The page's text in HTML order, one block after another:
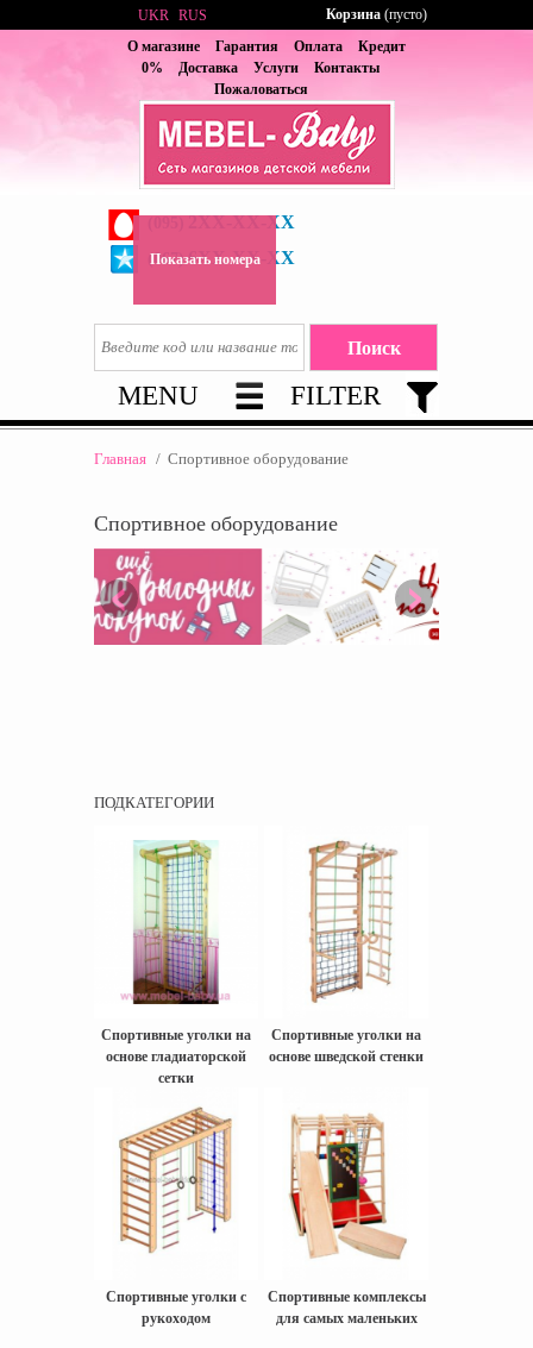
О магазине Гарантия Оплата
Кредит
0%
Доставка Услуги
Контакты
Пожаловаться
2XX-XX-XX
(067) 6XX-XX-XX
Показать номера
UKR RUS Корзина (пусто)
MENU FILTER
Главная / Спортивное оборудование
Спортивное оборудование
ПОДКАТЕГОРИИ
Спортивные уголки на
основе гладиаторской
сетки
Спортивные уголки на
основе шведской стенки
Спортивные уголки с
рукоходом
Спортивные комплексы
для самых маленьких